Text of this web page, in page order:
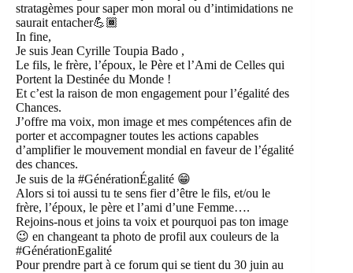
stratagèmes pour saper mon moral ou d’intimidations ne
saurait entacher💪🏾
In fine,
Je suis Jean Cyrille Toupia Bado ,
Le fils, le frère, l’époux, le Père et l’Ami de Celles qui
Portent la Destinée du Monde !
Et c’est la raison de mon engagement pour l’égalité des
Chances.
J’offre ma voix, mon image et mes compétences afin de
porter et accompagner toutes les actions capables
d’amplifier le mouvement mondial en faveur de l’égalité
des chances.
Je suis de la #GénérationÉgalité 😁
Alors si toi aussi tu te sens fier d’être le fils, et/ou le
frère, l’époux, le père et l’ami d’une Femme….
Rejoins-nous et joins ta voix et pourquoi pas ton image
😉 en changeant ta photo de profil aux couleurs de la
#GénérationEgalité
Pour prendre part à ce forum qui se tient du 30 juin au